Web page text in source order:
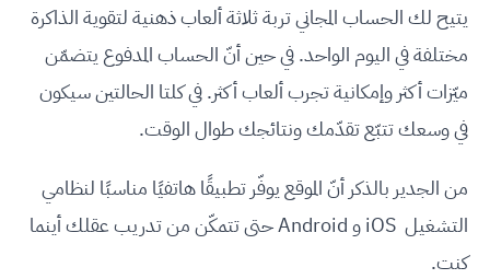
يتيح لك الحساب المجاني تربة ثلاثة ألعاب ذهنية لتقوية الذاكرة
مختلفة في اليوم الواحد. في حين أنّ الحساب المدفوع يتضمّن
ميّزات أكثر وإمكانية تجرب ألعاب أكثر. في كلتا الحالتين سيكون
في وسعك تتبّع تقدّمك ونتائجك طوال الوقت.
من الجدير بالذكر أنّ الموقع يوفّر تطبيقًا هاتفيًا مناسبًا لنظامي
التشغيل iOS و Android حتى تتمكّن من تدريب عقلك أينما
كنت.